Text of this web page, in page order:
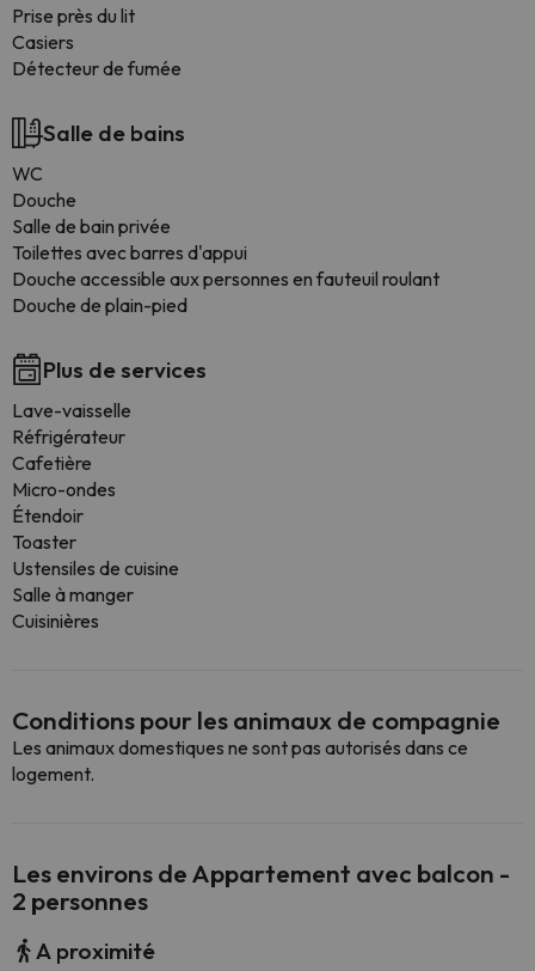
Prise près du lit
Casiers
Détecteur de fumée
Salle de bains
WC
Douche
Salle de bain privée
Toilettes avec barres d'appui
Douche accessible aux personnes en fauteuil roulant
Douche de plain-pied
Plus de services
Lave-vaisselle
Réfrigérateur
Cafetière
Micro-ondes
Étendoir
Toaster
Ustensiles de cuisine
Salle à manger
Cuisinières
Conditions pour les animaux de compagnie
Les animaux domestiques ne sont pas autorisés dans ce
logement.
Les environs de Appartement avec balcon -
2 personnes
A proximité